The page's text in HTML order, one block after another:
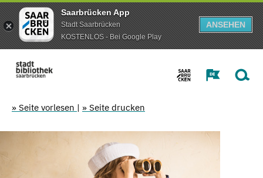
Saarbrücken App
Stadt Saarbrücken
KOSTENLOS - Bei Google Play
ANSEHEN
» Seite vorlesen | » Seite drucken